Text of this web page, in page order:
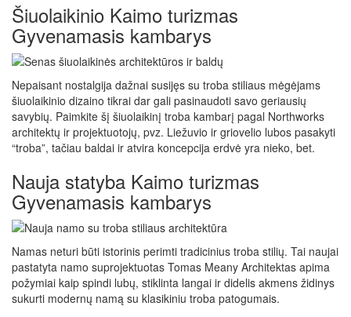
Šiuolaikinio Kaimo turizmas
Gyvenamasis kambarys
Nepaisant nostalgija dažnai susijęs su troba stiliaus mėgėjams
šiuolaikinio dizaino tikrai dar gali pasinaudoti savo geriausių
savybių. Paimkite šį šiuolaikinį troba kambarį pagal Northworks
architektų ir projektuotojų, pvz. Liežuvio ir griovelio lubos pasakyti
“troba”, tačiau baldai ir atvira koncepcija erdvė yra nieko, bet.
Nauja statyba Kaimo turizmas
Gyvenamasis kambarys
Namas neturi būti istorinis perimti tradicinius troba stilių. Tai naujai
pastatyta namo suprojektuotas Tomas Meany Architektas apima
požymiai kaip spindi lubų, stiklinta langai ir didelis akmens židinys
sukurti modernų namą su klasikiniu troba patogumais.